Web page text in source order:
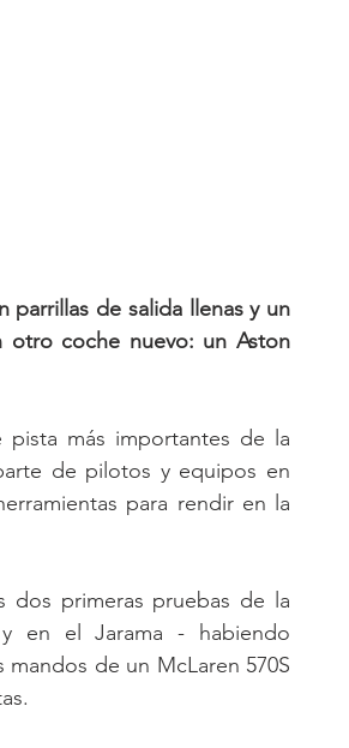
parrillas de salida llenas y un
otro coche nuevo: un Aston
más importantes de la
de pilotos y equipos en
para rendir en la
dos primeras pruebas de la
en el Jarama - habiendo
de un McLaren 570S